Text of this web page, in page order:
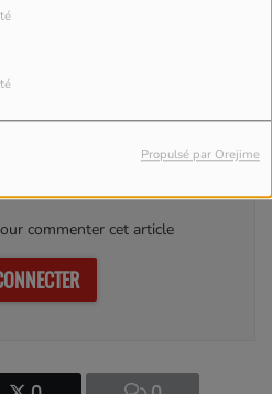
Propulsé par Orejime
commenter cet article